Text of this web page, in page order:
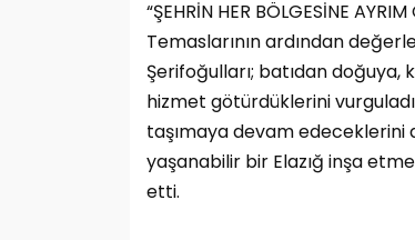
“ŞEHRİN HER BÖLGESİNE
Temaslarının ardından
Şerifoğulları; batıdan
hizmet götürdüklerini
taşımaya devam edeceklerini
yaşanabilir bir Elazığ inşa
etti.